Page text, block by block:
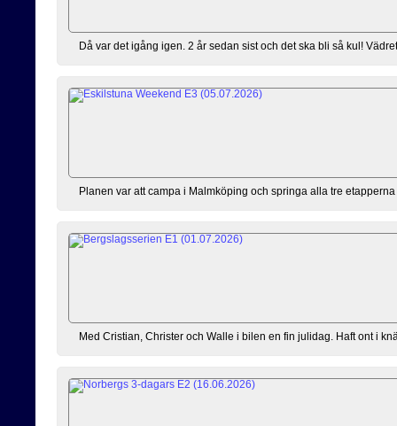
Då var det igång igen. 2 år sedan sist och det ska bli så kul!
Planen var att campa i Malmköping och springa alla tre
Med Cristian, Christer och Walle i bilen en fin julidag. Haft ont i